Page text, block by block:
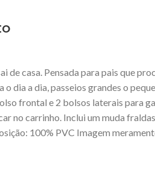
de casa. Pensada para pais que
dia a dia, passeios grandes o
frontal e 2 bolsos laterais para
no carrinho. Inclui um muda
100% PVC Imagem